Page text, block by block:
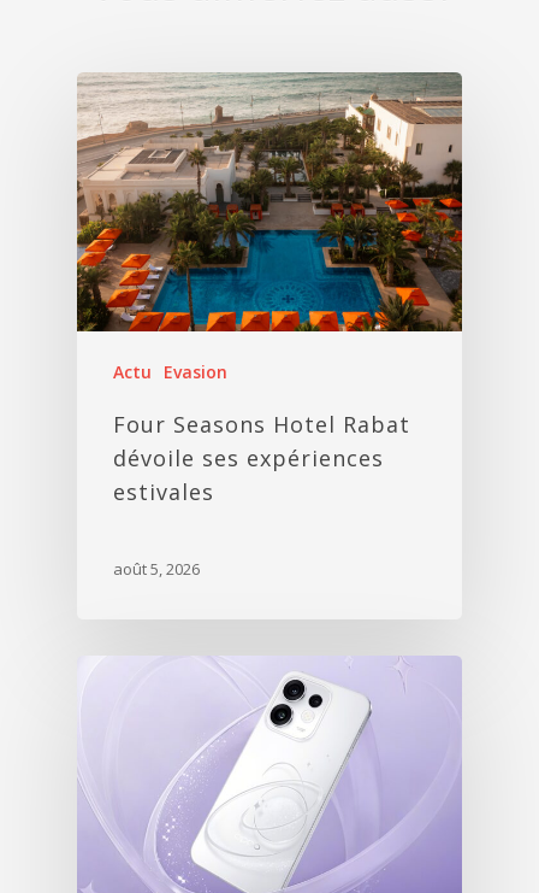
Actu Evasion
Four Seasons Hotel Rabat
dévoile ses expériences
estivales
août 5, 2026